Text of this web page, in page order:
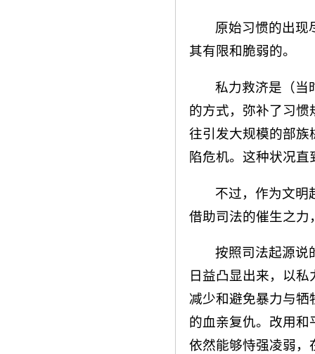
原始习惯的出现
其有限和脆弱的。
私力救济是（当
的方式，弥补了习
往引发大规模的部族
陷危机。这种状况
不过，作为文明
借助司法的催生之力
按照司法起源说
日益凸显出来，以
减少和避免暴力与
的血亲复仇。改用
依然能够恃强凌弱，